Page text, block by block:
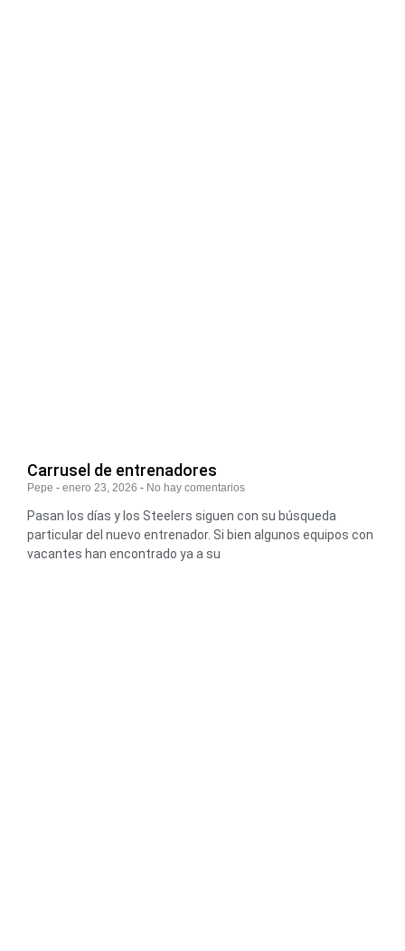
Carrusel de entrenadores
Pepe enero 23, 2026 No hay comentarios
Pasan los días y los Steelers siguen con su búsqueda
particular del nuevo entrenador. Si bien algunos equipos con
vacantes han encontrado ya a su